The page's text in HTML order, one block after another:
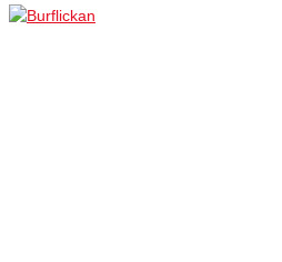
Fjärilspojken!